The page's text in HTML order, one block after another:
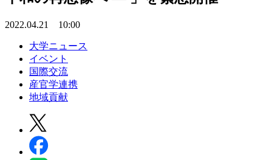
2022.04.21 10:00
大学ニュース
イベント
国際交流
産官学連携
地域貢献